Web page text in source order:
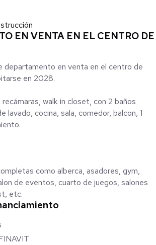
EN VENTA EN EL CENTRO DE
departamento en venta en el centro de
en 2028.
walk in closet, con 2 baños
lavado, cocina, sala, comedor, balcon, 1
como alberca, asadores, gym,
de eventos, cuarto de juegos, salones
etc.